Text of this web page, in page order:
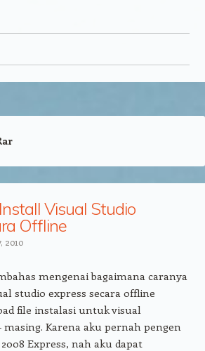
Visual Studio
Offline
2010
mengenai bagaimana caranya
studio express secara offline
file instalasi untuk visual
masing. Karena aku pernah pengen
Express, nah aku dapat